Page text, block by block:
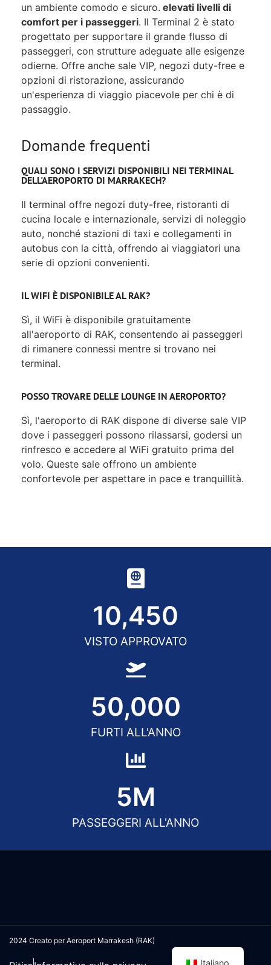
un ambiente comodo e sicuro. elevati livelli di
comfort per i passeggeri. Il Terminal 2 è stato
progettato per supportare il grande flusso di
passeggeri, con strutture adeguate alle esigenze
odierne. Offre anche sale VIP, negozi duty-free e
opzioni di ristorazione, assicurando
un'esperienza di viaggio piacevole per chi è di
passaggio.
Domande frequenti
QUALI SONO I SERVIZI DISPONIBILI NEI TERMINAL
DELL'AEROPORTO DI MARRAKECH?
Il terminal offre negozi duty-free, ristoranti di
cucina locale e internazionale, servizi di noleggio
auto, nonché stazioni di taxi e collegamenti in
autobus con la città, offrendo ai viaggiatori una
serie di opzioni convenienti.
IL WIFI È DISPONIBILE AL RAK?
Sì, il WiFi è disponibile gratuitamente
all'aeroporto di RAK, consentendo ai passeggeri
di rimanere connessi mentre si trovano nei
terminal.
POSSO TROVARE DELLE LOUNGE IN AEROPORTO?
Sì, l'aeroporto di RAK dispone di diverse sale VIP
dove i passeggeri possono rilassarsi, godersi un
rinfresco e accedere al WiFi gratuito prima del
volo. Queste sale offrono un ambiente
confortevole per aspettare in pace e tranquillità.
VISTO APPROVATO
10,450
FURTI ALL'ANNO
50,000
PASSEGGERI ALL'ANNO
5M
2024 Creato per Aeroport Marrakesh (RAK)
Italiano